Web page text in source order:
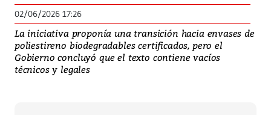
02/06/2026 17:26
La iniciativa proponía una transición hacia envases de
poliestireno biodegradables certificados, pero el
Gobierno concluyó que el texto contiene vacíos
técnicos y legales